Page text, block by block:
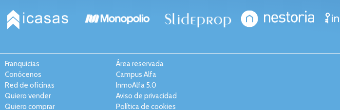
Franquicias
Conócenos
Red de oficinas
Quiero vender
Quiero comprar
Área reservada
Campus Alfa
InmoAlfa 5.0
Aviso de privacidad
Política de cookies